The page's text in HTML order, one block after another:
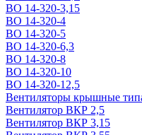
ВО 14-320-3,15
ВО 14-320-4
ВО 14-320-5
ВО 14-320-6,3
ВО 14-320-8
ВО 14-320-10
ВО 14-320-12,5
Вентиляторы крышные
Вентилятор ВКР 2,5
Вентилятор ВКР 3,15